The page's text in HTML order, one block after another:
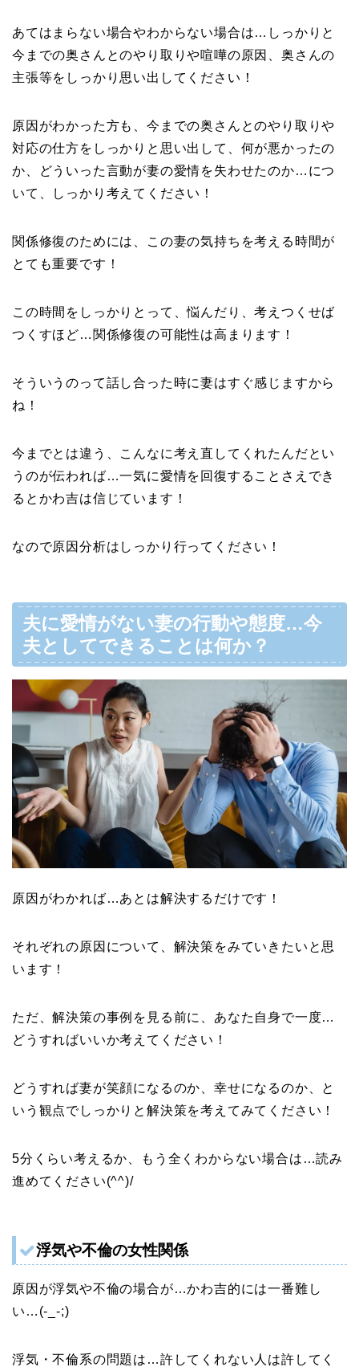
あてはまらない場合やわからない場合は…しっかりと
今までの奥さんとのやり取りや喧嘩の原因、奥さんの
主張等をしっかり思い出してください！
原因がわかった方も、今までの奥さんとのやり取りや
対応の仕方をしっかりと思い出して、何が悪かったの
か、どういった言動が妻の愛情を失わせたのか…につ
いて、しっかり考えてください！
関係修復のためには、この妻の気持ちを考える時間が
とても重要です！
この時間をしっかりとって、悩んだり、考えつくせば
つくすほど…関係修復の可能性は高まります！
そういうのって話し合った時に妻はすぐ感じますから
ね！
今までとは違う、こんなに考え直してくれたんだとい
うのが伝われば…一気に愛情を回復することさえでき
るとかわ吉は信じています！
なので原因分析はしっかり行ってください！
夫に愛情がない妻の行動や態度…今
夫としてできることは何か？
原因がわかれば…あとは解決するだけです！
それぞれの原因について、解決策をみていきたいと思
います！
ただ、解決策の事例を見る前に、あなた自身で一度…
どうすればいいか考えてください！
どうすれば妻が笑顔になるのか、幸せになるのか、と
いう観点でしっかりと解決策を考えてみてください！
5分くらい考えるか、もう全くわからない場合は…読み
進めてください(^^)/
浮気や不倫の女性関係
原因が浮気や不倫の場合が…かわ吉的には一番難し
い…(-_-;)
浮気・不倫系の問題は…許してくれない人は許してく